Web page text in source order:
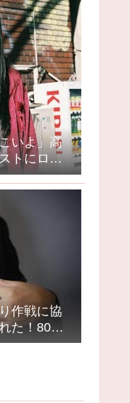
いよ」高
トにロッ
ネット大
作戦に協
た！80代